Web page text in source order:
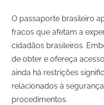
O passaporte brasileiro
fracos que afetam a
cidadãos brasileiros.
de obter e ofereça
ainda há restrições
relacionados à
procedimentos.